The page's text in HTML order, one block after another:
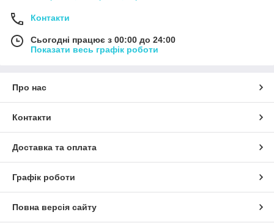
Контакти
Сьогодні працює з 00:00 до 24:00
Показати весь графік роботи
Про нас
Контакти
Доставка та оплата
Графік роботи
Повна версія сайту